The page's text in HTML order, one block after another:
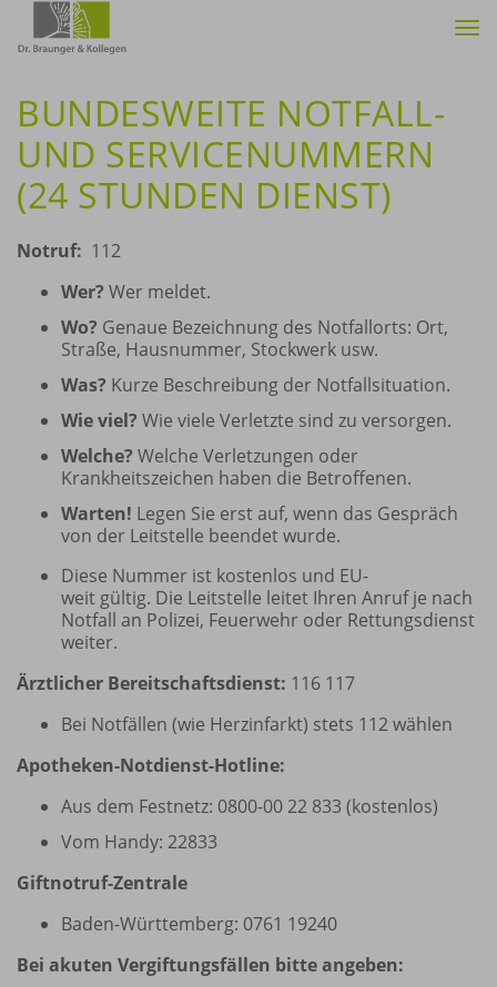
BUNDESWEITE NOTFALL-
UND SERVICENUMMERN
(24 STUNDEN DIENST)
Notruf: 112
Wer? Wer meldet.
Wo? Genaue Bezeichnung des Notfallorts: Ort,
Straße, Hausnummer, Stockwerk usw.
Was? Kurze Beschreibung der Notfallsituation.
Wie viel? Wie viele Verletzte sind zu versorgen.
Welche? Welche Verletzungen oder
Krankheitszeichen haben die Betroffenen.
Warten! Legen Sie erst auf, wenn das Gespräch
von der Leitstelle beendet wurde.
Diese Nummer ist kostenlos und EU-
weit gültig. Die Leitstelle leitet Ihren Anruf je nach
Notfall an Polizei, Feuerwehr oder Rettungs­­­dienst
weiter.
Ärztlicher Bereitschaftsdienst: 116 117
Bei Notfällen (wie Herzinfarkt) stets 112 wählen
Apotheken-Notdienst-Hotline:
Aus dem Festnetz: 0800-00 22 833 (kostenlos)
Vom Handy: 22833
Giftnotruf-Zentrale
Baden-Württemberg: 0761 19240
Bei akuten Vergiftungsfällen bitte angeben: